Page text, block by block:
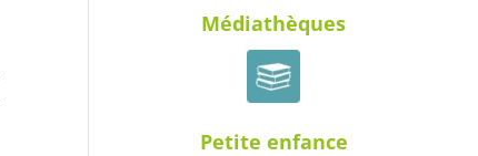
Médiathèques
Petite enfance